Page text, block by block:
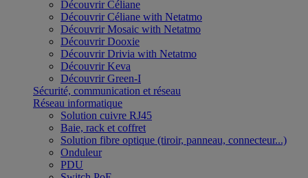
Découvrir Céliane
Découvrir Céliane with Netatmo
Découvrir Mosaic with Netatmo
Découvrir Dooxie
Découvrir Drivia with Netatmo
Découvrir Keva
Découvrir Green-I
Sécurité, communication et réseau
Réseau informatique
Solution cuivre RJ45
Baie, rack et coffret
Solution fibre optique (tiroir, panneau, connecteur...)
Onduleur
PDU